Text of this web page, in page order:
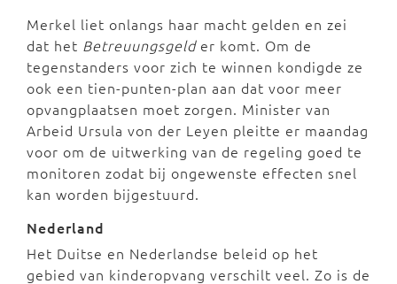
Merkel liet onlangs haar macht gelden en zei
dat het Betreuungsgelder komt. Om de
tegenstanders voor zich te winnen kondigde ze
ook een tien-punten-plan aan dat voor meer
opvangplaatsen moet zorgen. Minister van
Arbeid Ursula von der Leyen pleitte er maandag
voor om de uitwerking van de regeling goed te
monitoren zodat bij ongewenste effecten snel
kan worden bijgestuurd.
Nederland
Het Duitse en Nederlandse beleid op het
gebied van kinderopvang verschilt veel. Zo is de